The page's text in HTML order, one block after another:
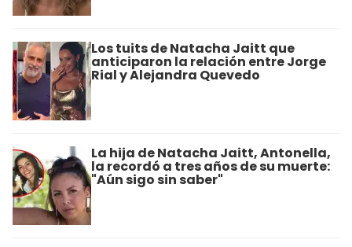
Los tuits de Natacha Jaitt que
anticiparon la relación entre Jorge
Rial y Alejandra Quevedo
La hija de Natacha Jaitt, Antonella,
la recordó a tres años de su muerte:
"Aún sigo sin saber"